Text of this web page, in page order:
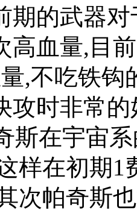
期的武器
高血量,目
,不吃铁钩
攻时非常的
斯在宇宙
样在初期1
次帕奇斯